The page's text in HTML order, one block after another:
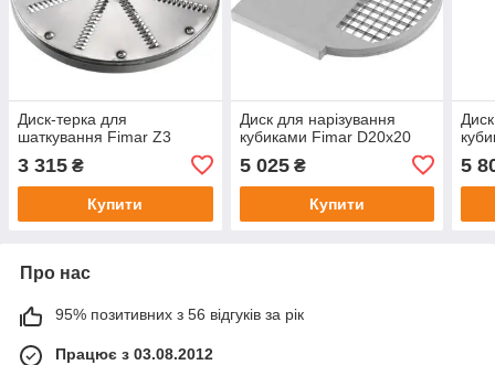
Диск-терка для
шаткування Fimar Z3
3 315 ₴
Купити
Диск для нарізування
кубиками Fimar D20х20
5 025₴
Купити
5
Про нас
95% позитивних з 56 відгуків за рік
Працює з 03.08.2012